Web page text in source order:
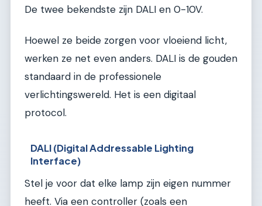
De twee bekendste zijn DALI en 0-10V.
Hoewel ze beide zorgen voor vloeiend licht,
werken ze net even anders. DALI is de gouden
standaard in de professionele
verlichtingswereld. Het is een digitaal
protocol.
DALI (Digital Addressable Lighting
Interface)
Stel je voor dat elke lamp zijn eigen nummer
heeft. Via een controller (zoals een